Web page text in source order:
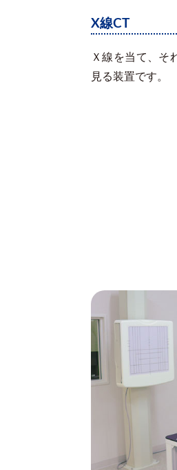
X線CT
Ｘ線を当て、そ
見る装置です。